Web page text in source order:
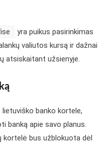
yra puikus pasirinkimas
valiutos kursą ir dažnai
atsiskaitant užsienyje.
banko kortele,
banką apie savo planus.
kortelė bus užblokuota dėl